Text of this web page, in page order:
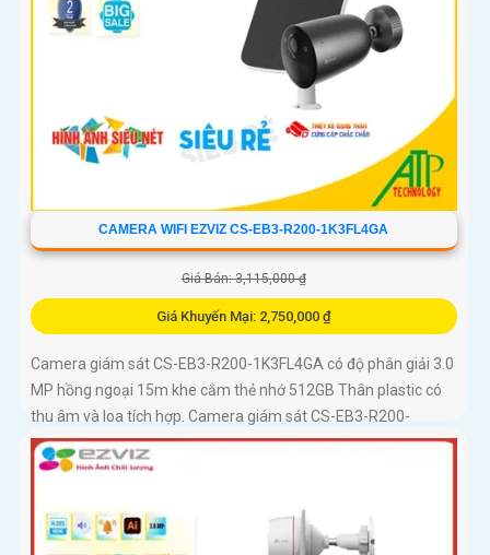
CAMERA WIFI EZVIZ CS-EB3-R200-1K3FL4GA
Giá Bán: 3,115,000 ₫
Giá Khuyến Mại: 2,750,000 ₫
Camera giám sát CS-EB3-R200-1K3FL4GA có độ phân giải 3.0
MP hồng ngoại 15m khe cắm thẻ nhớ 512GB Thân plastic có
thu âm và loa tích hợp. Camera giám sát CS-EB3-R200-
1K3FL4GA là...